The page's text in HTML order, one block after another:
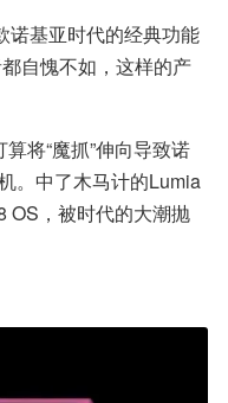
诺基亚时代的经典功能
自愧不如，这样的产
将“魔抓”伸向导致诺
。中了木马计的Lumia
OS，被时代的大潮抛